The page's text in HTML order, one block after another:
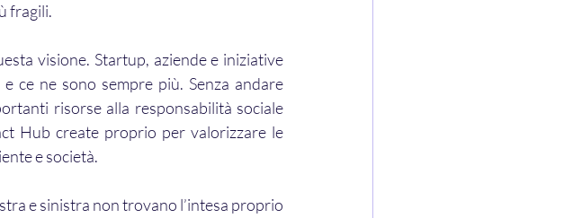
fragili.
visione. Startup, aziende e iniziative
ce ne sono sempre più. Senza andare
risorse alla responsabilità sociale
Hub create proprio per valorizzare le
e società.
e sinistra non trovano l’intesa proprio